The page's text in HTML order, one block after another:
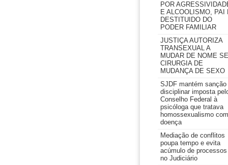
POR
E ALCOOLISMO, PAI
DESTITUIDO DO
PODER FAMILIAR
JUSTIÇA AUTORIZA
TRANSEXUAL A
MUDAR DE NOME
CIRURGIA DE
MUDANÇA DE SEXO
SJDF mantém sanção
disciplinar imposta
Conselho Federal à
psicóloga que tratava
homossexualismo
doença
Mediação de conflitos
poupa tempo e evita
acúmulo de processos
no Judiciário